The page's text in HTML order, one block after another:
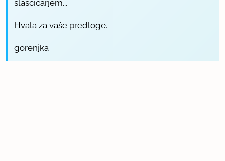
slaščičarjem...
Hvala za vaše predloge.
gorenjka